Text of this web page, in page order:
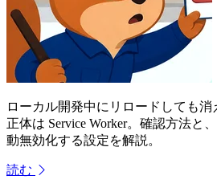
ローカル開発中にリロードしても
正体は Service Worker。確認方法と
動無効化する設定を解説。
読む